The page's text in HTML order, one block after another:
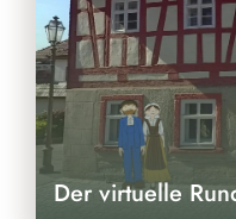
Der virtuelle